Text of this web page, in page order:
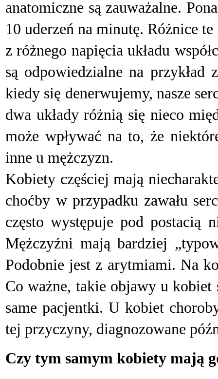
anatomiczne są zauważalne.
10 uderzeń na minutę. Różnice
z różnego napięcia układu
są odpowiedzialne na przykład
kiedy się denerwujemy, nasze
dwa układy różnią się nieco
może wpływać na to, że
inne u mężczyzn.
Kobiety częściej mają
choćby w przypadku zawału
często występuje pod postacią
Mężczyźni mają bardziej
Podobnie jest z arytmiami. Na
Co ważne, takie objawy u kobiet
same pacjentki. U kobiet
tej przyczyny, diagnozowane
Czy tym samym kobiety mają